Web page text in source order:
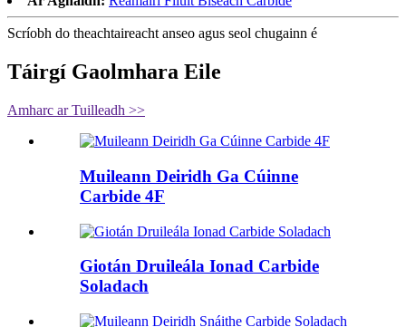
Scríobh do theachtaireacht anseo agus seol chugainn é
Táirgí Gaolmhara Eile
Amharc ar Tuilleadh >>
Muileann Deiridh Ga Cúinne
Carbide 4F
Giotán Druileála Ionad Carbide
Soladach